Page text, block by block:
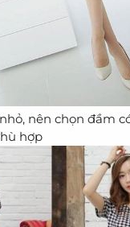
nên chọn đầm
hợp